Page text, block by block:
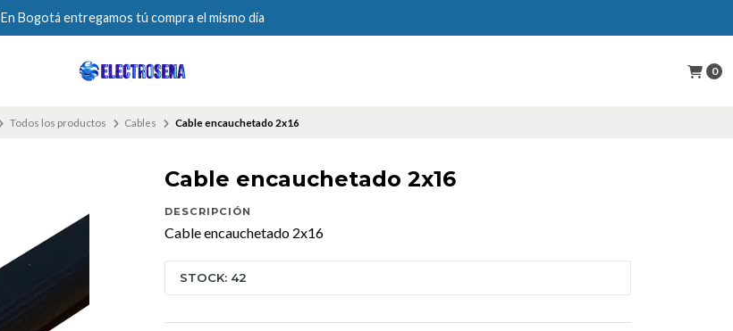
0
En Bogotá entregamos tú compra el mismo día
Todos los productos Cables Cable encauchetado 2x16
Cable encauchetado 2x16
DESCRIPCIÓN
Cable encauchetado 2x16
STOCK: 42